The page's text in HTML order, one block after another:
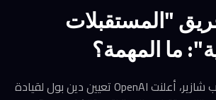
"المستقبلات
ما المهمة؟
بالتوازي مع استقطاب شازير، أعلنت OpenAI تعيين دين بول لقيادة